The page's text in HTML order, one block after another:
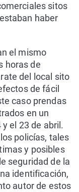
sitos
haber
el mismo
horas de
del local sito
de fácil
caso prendas
en un
el 23 de abril.
policías, tales
y posibles
seguridad de la
identificación,
autor de estos